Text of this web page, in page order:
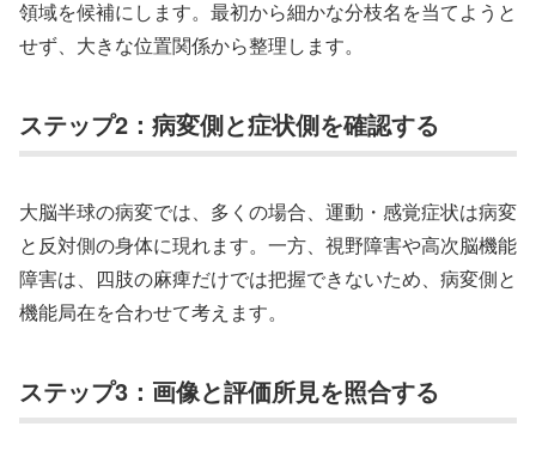
領域を候補にします。最初から細かな分枝名を当てようと
せず、大きな位置関係から整理します。
ステップ2：病変側と症状側を確認する
大脳半球の病変では、多くの場合、運動・感覚症状は病変
と反対側の身体に現れます。一方、視野障害や高次脳機能
障害は、四肢の麻痺だけでは把握できないため、病変側と
機能局在を合わせて考えます。
ステップ3：画像と評価所見を照合する